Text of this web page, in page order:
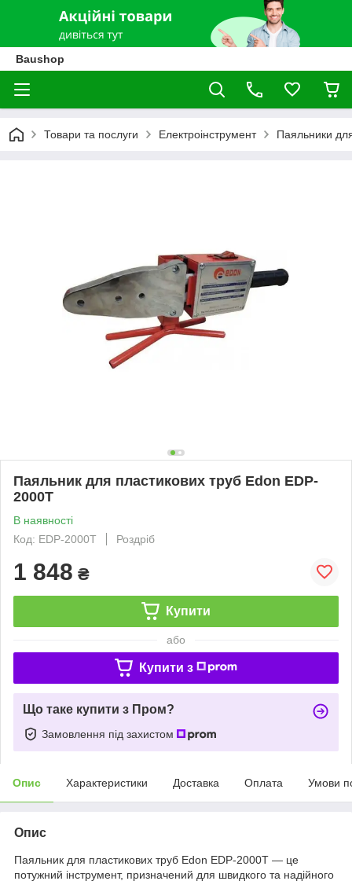
Baushop
Товари та послуги Електроінструмент Паяльники
Паяльник для пластикових труб Edon EDP-
2000T
В наявності
Код: EDP-2000T
Роздріб
1 848 ₴
Купити
або
Купити з
Що таке купити з Пром?
Замовлення під захистом
Опис Характеристики Доставка Оплата Умови
Опис
Паяльник для пластикових труб Edon EDP-2000T — це
потужний інструмент, призначений для швидкого та надійного